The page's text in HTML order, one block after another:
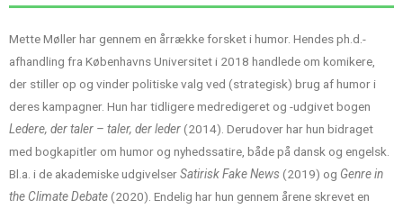
Mette Møller har gennem en årrække forsket i humor. Hendes ph.d.-
afhandling fra Københavns Universitet i 2018 handlede om komikere,
der stiller op og vinder politiske valg ved (strategisk) brug af humor i
deres kampagner. Hun har tidligere medredigeret og -udgivet bogen
Ledere, der taler – taler, der leder(2014). Derudover har hun bidraget
med bogkapitler om humor og nyhedssatire, både på dansk og engelsk.
Bl.a. i de akademiske udgivelserSatirisk Fake News (2019) og Genre in
the Climate Debate(2020). Endelig har hun gennem årene skrevet en